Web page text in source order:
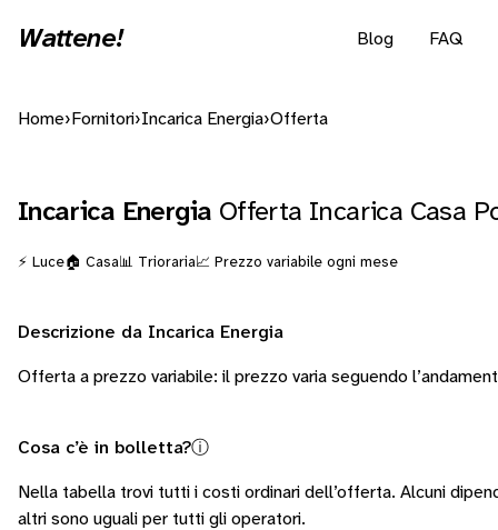
Wattene! Blog FAQ
Home› Fornitori›Incarica Energia›Offerta
Incarica Energia Offerta Incarica Casa
⚡ Luce🏠 Casa📊 Trioraria📈 Prezzo variabile ogni mese
Descrizione da Incarica Energia
Offerta a prezzo variabile: il prezzo varia seguendo
Cosa c’è in bolletta?ⓘ
Nella tabella trovi tutti i costi ordinari dell’offerta. Alcuni
altri sono uguali per tutti gli operatori.